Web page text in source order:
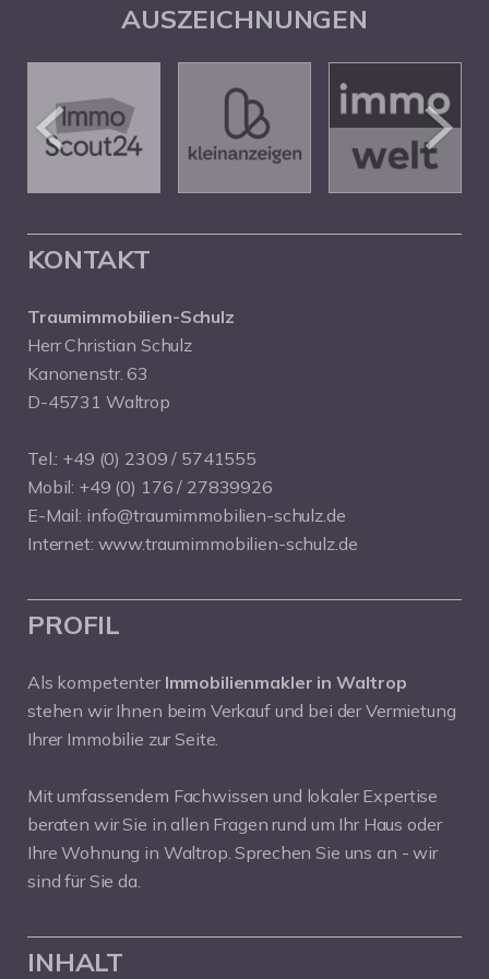
AUSZEICHNUNGEN
KONTAKT
Traumimmobilien-Schulz
Herr Christian Schulz
Kanonenstr. 63
D-45731 Waltrop
Tel.: +49 (0) 2309 / 5741555
Mobil: +49 (0) 176 / 27839926
E-Mail: info@traumimmobilien-schulz.de
Internet: www.traumimmobilien-schulz.de
PROFIL
Als kompetenter Immobilienmakler in Waltrop
stehen wir Ihnen beim Verkauf und bei der Vermietung
Ihrer Immobilie zur Seite.
Mit umfassendem Fachwissen und lokaler Expertise
beraten wir Sie in allen Fragen rund um Ihr Haus oder
Ihre Wohnung in Waltrop. Sprechen Sie uns an - wir
sind für Sie da.
INHALT